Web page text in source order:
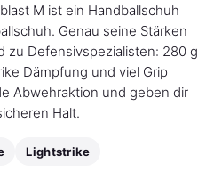
M ist ein Handballschuh
Genau seine Stärken
zu Defensivspezialisten: 280 g
Dämpfung und viel Grip
Abwehraktion und geben dir
Halt.
Lightstrike